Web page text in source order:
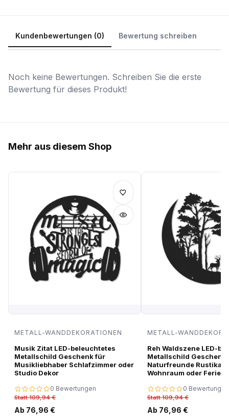
Kundenbewertungen (0) Bewertung schreiben
Noch keine Bewertungen. Schreiben Sie die erste
Bewertung für dieses Produkt!
Mehr aus diesem Shop
METALL-WANDDEKORATIONEN
Musik Zitat LED-beleuchtetes
Metallschild Geschenk für
Musikliebhaber Schlafzimmer oder
Studio Dekor
0 Bewertungen
Statt 109,94 €
Ab 76,96 €
METALL-
Reh Waldszene LED-
Metallschild Geschenk
Naturfreunde
Wohnraum oder
0 Bewertungen
Statt 109,94 €
Ab 76,96 €